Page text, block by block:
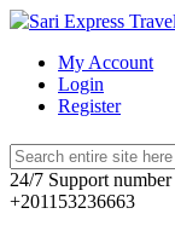
My Account
Login
Register
24/7 Support number
+201153236663